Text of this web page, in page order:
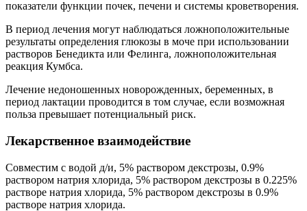
показатели функции почек, печени и системы кроветворения.
В период лечения могут наблюдаться ложноположительные
результаты определения глюкозы в моче при использовании
растворов Бенедикта или Фелинга, ложноположительная
реакция Кумбса.
Лечение недоношенных новорожденных, беременных, в
период лактации проводится в том случае, если возможная
польза превышает потенциальный риск.
Лекарственное взаимодействие
Совместим с водой д/и, 5% раствором декстрозы, 0.9%
раствором натрия хлорида, 5% раствором декстрозы в 0.225%
растворе натрия хлорида, 5% раствором декстрозы в 0.9%
растворе натрия хлорида.